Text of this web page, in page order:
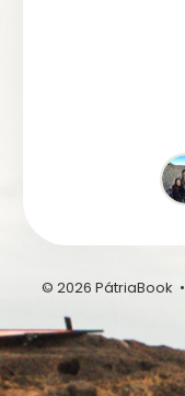
© 2026 PátriaBook •